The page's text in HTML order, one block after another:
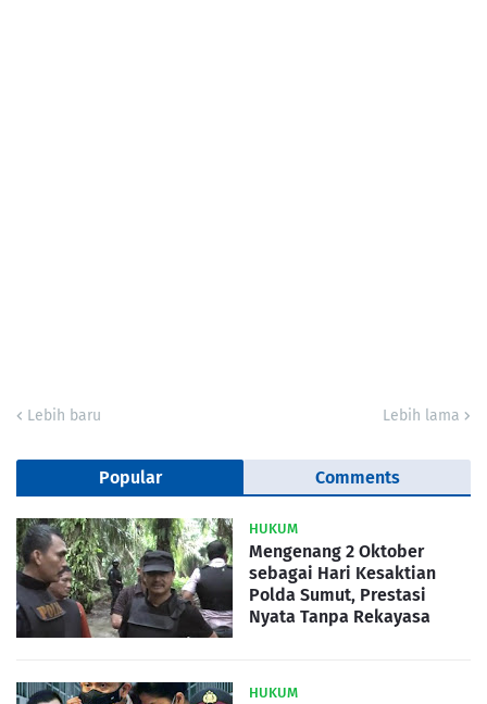
Lebih baru Lebih lama
Popular Comments
HUKUM
Mengenang 2 Oktober
sebagai Hari Kesaktian
Polda Sumut, Prestasi
Nyata Tanpa Rekayasa
HUKUM